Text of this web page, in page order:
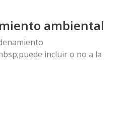
ambiental
incluir o no a la